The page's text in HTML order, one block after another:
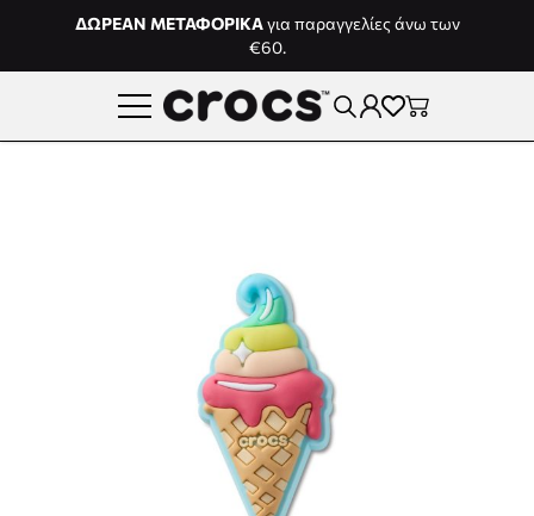
Μετάβαση στο περιεχόμενο
ΔΩΡΕΑΝ ΜΕΤΑΦΟΡΙΚΑγια παραγγελίες άνω των
€60.